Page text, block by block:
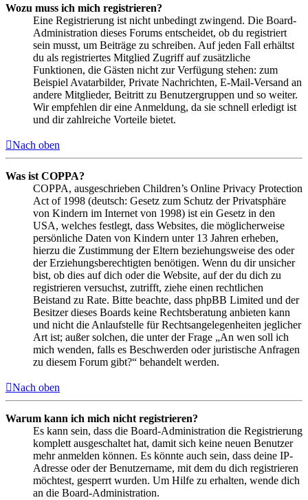
Wozu muss ich mich registrieren?
Eine Registrierung ist nicht unbedingt zwingend. Die Board-
Administration dieses Forums entscheidet, ob du registriert
sein musst, um Beiträge zu schreiben. Auf jeden Fall erhältst
du als registriertes Mitglied Zugriff auf zusätzliche
Funktionen, die Gästen nicht zur Verfügung stehen: zum
Beispiel Avatarbilder, Private Nachrichten, E-Mail-Versand an
andere Mitglieder, Beitritt zu Benutzergruppen und so weiter.
Wir empfehlen dir eine Anmeldung, da sie schnell erledigt ist
und dir zahlreiche Vorteile bietet.
Nach oben
Was ist COPPA?
COPPA, ausgeschrieben Children’s Online Privacy Protection
Act of 1998 (deutsch: Gesetz zum Schutz der Privatsphäre
von Kindern im Internet von 1998) ist ein Gesetz in den
USA, welches festlegt, dass Websites, die möglicherweise
persönliche Daten von Kindern unter 13 Jahren erheben,
hierzu die Zustimmung der Eltern beziehungsweise des oder
der Erziehungsberechtigten benötigen. Wenn du dir unsicher
bist, ob dies auf dich oder die Website, auf der du dich zu
registrieren versuchst, zutrifft, ziehe einen rechtlichen
Beistand zu Rate. Bitte beachte, dass phpBB Limited und der
Besitzer dieses Boards keine Rechtsberatung anbieten kann
und nicht die Anlaufstelle für Rechtsangelegenheiten jeglicher
Art ist; außer solchen, die unter der Frage „An wen soll ich
mich wenden, falls es Beschwerden oder juristische Anfragen
zu diesem Forum gibt?“ behandelt werden.
Nach oben
Warum kann ich mich nicht registrieren?
Es kann sein, dass die Board-Administration die Registrierung
komplett ausgeschaltet hat, damit sich keine neuen Benutzer
mehr anmelden können. Es könnte auch sein, dass deine IP-
Adresse oder der Benutzername, mit dem du dich registrieren
möchtest, gesperrt wurden. Um Hilfe zu erhalten, wende dich
an die Board-Administration.